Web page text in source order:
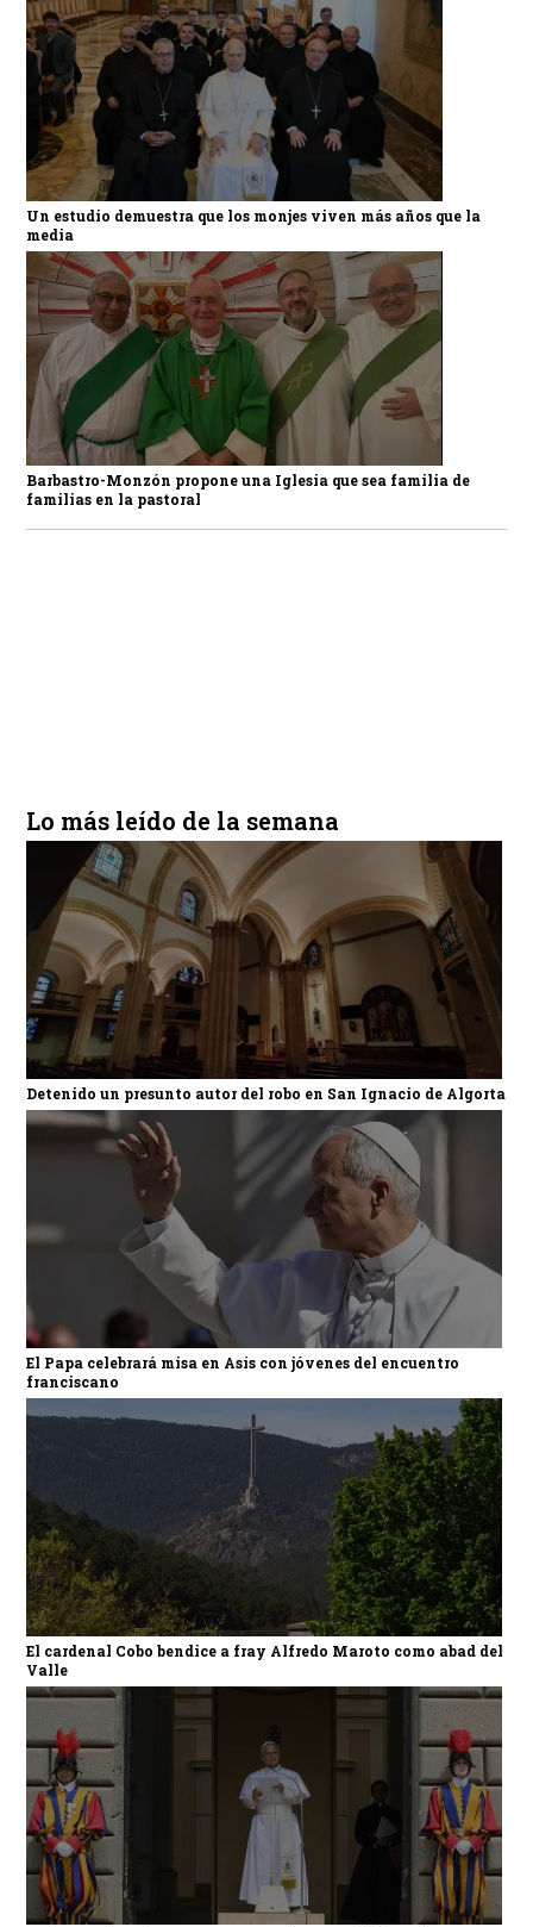
Un estudio demuestra que los monjes viven más años que la
media
Barbastro-Monzón propone una Iglesia que sea familia de
familias en la pastoral
Lo más leído de la semana
Detenido un presunto autor del robo en San Ignacio de Algorta
El Papa celebrará misa en Asís con jóvenes del encuentro
franciscano
El cardenal Cobo bendice a fray Alfredo Maroto como abad del
Valle